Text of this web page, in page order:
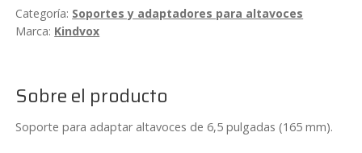
Categoría: Soportes y adaptadores para altavoces
Marca: Kindvox
Sobre el producto
Soporte para adaptar altavoces de 6,5 pulgadas (165 mm).